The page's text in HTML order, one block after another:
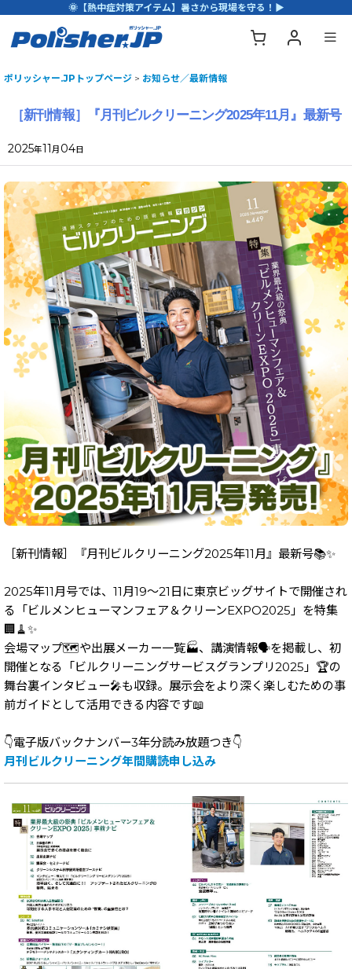
🌞【熱中症対策アイテム】暑さから現場を守る！▶
ポリッシャー.JPトップページ > お知らせ／最新情報
［新刊情報］『月刊ビルクリーニング2025年11月』最新号
2025年11月 04日
［新刊情報］『月刊ビルクリーニング2025年11月』最新号📚✨
2025年11月号では、11月19～21日に東京ビッグサイトで開催され
る「ビルメンヒューマンフェア＆クリーンEXPO2025」を特集
🏢🧹✨
会場マップ🗺️や出展メーカー一覧🏭、講演情報🗣️を掲載し、初
開催となる「ビルクリーニングサービスグランプリ2025」🏆の
舞台裏インタビュー🎤も収録。展示会をより深く楽しむための事
前ガイドとして活用できる内容です📖
👇電子版バックナンバー3年分読み放題つき👇
月刊ビルクリーニング年間購読申し込み